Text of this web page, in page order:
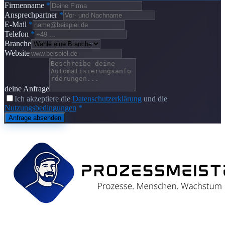
Firmenname *
Ansprechpartner *
E-Mail *
Telefon *
Branche
Website
deine Anfrage
Ich akzeptiere die Datenschutzerklärung und die
Nutzungsbedingungen *
Anfrage absenden